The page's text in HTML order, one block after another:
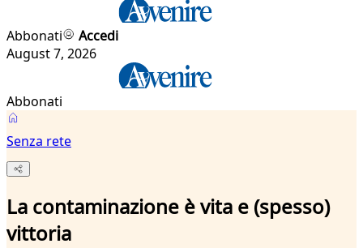
Abbonati
Accedi
August 7, 2026
Abbonati
Senza rete
La contaminazione è vita e (spesso)
vittoria